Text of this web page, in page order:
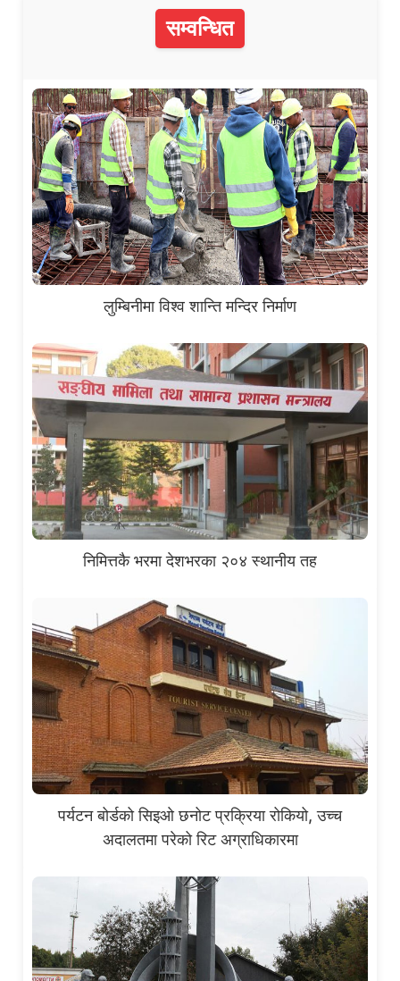
सम्वन्धित
लुम्बिनीमा विश्व शान्ति मन्दिर निर्माण
निमित्तकै भरमा देशभरका २०४ स्थानीय तह
पर्यटन बोर्डको सिइओ छनोट प्रक्रिया रोकियो, उच्च
अदालतमा परेको रिट अग्राधिकारमा